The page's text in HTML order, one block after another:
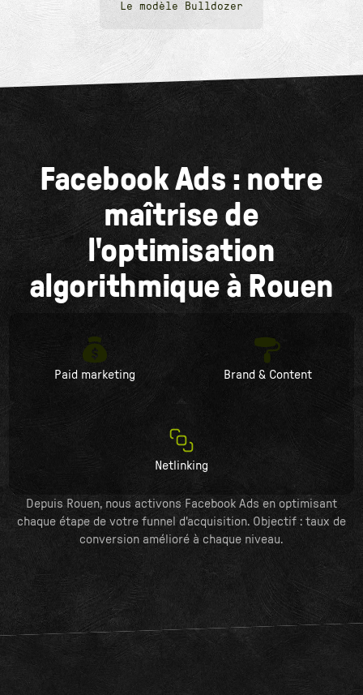
Le modèle Bulldozer
Facebook Ads : notre
maîtrise de
l'optimisation
algorithmique à Rouen
Paid marketing Brand & Content
Netlinking
Depuis Rouen, nous activons Facebook Ads en optimisant
chaque étape de votre funnel d'acquisition. Objectif : taux de
conversion amélioré à chaque niveau.